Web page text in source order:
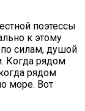
поэтессы
к этому
силам, душой
Когда рядом
рядом
море. Вот